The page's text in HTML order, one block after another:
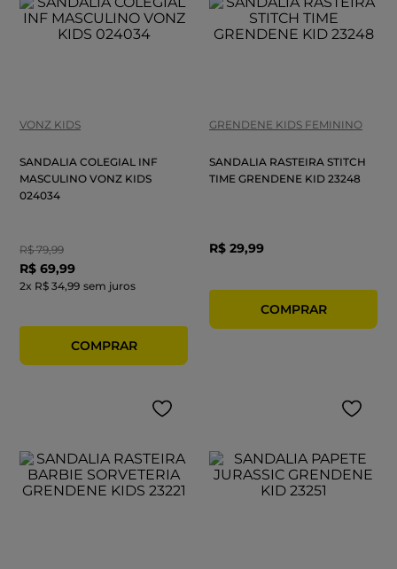
VONZ KIDS
SANDALIA COLEGIAL INF
MASCULINO VONZ KIDS
024034
R$ 79,99
R$ 69,99
2x R$ 34,99 sem juros
GRENDENE KIDS FEMININO
SANDALIA RASTEIRA STITCH
TIME GRENDENE KID 23248
R$ 29,99